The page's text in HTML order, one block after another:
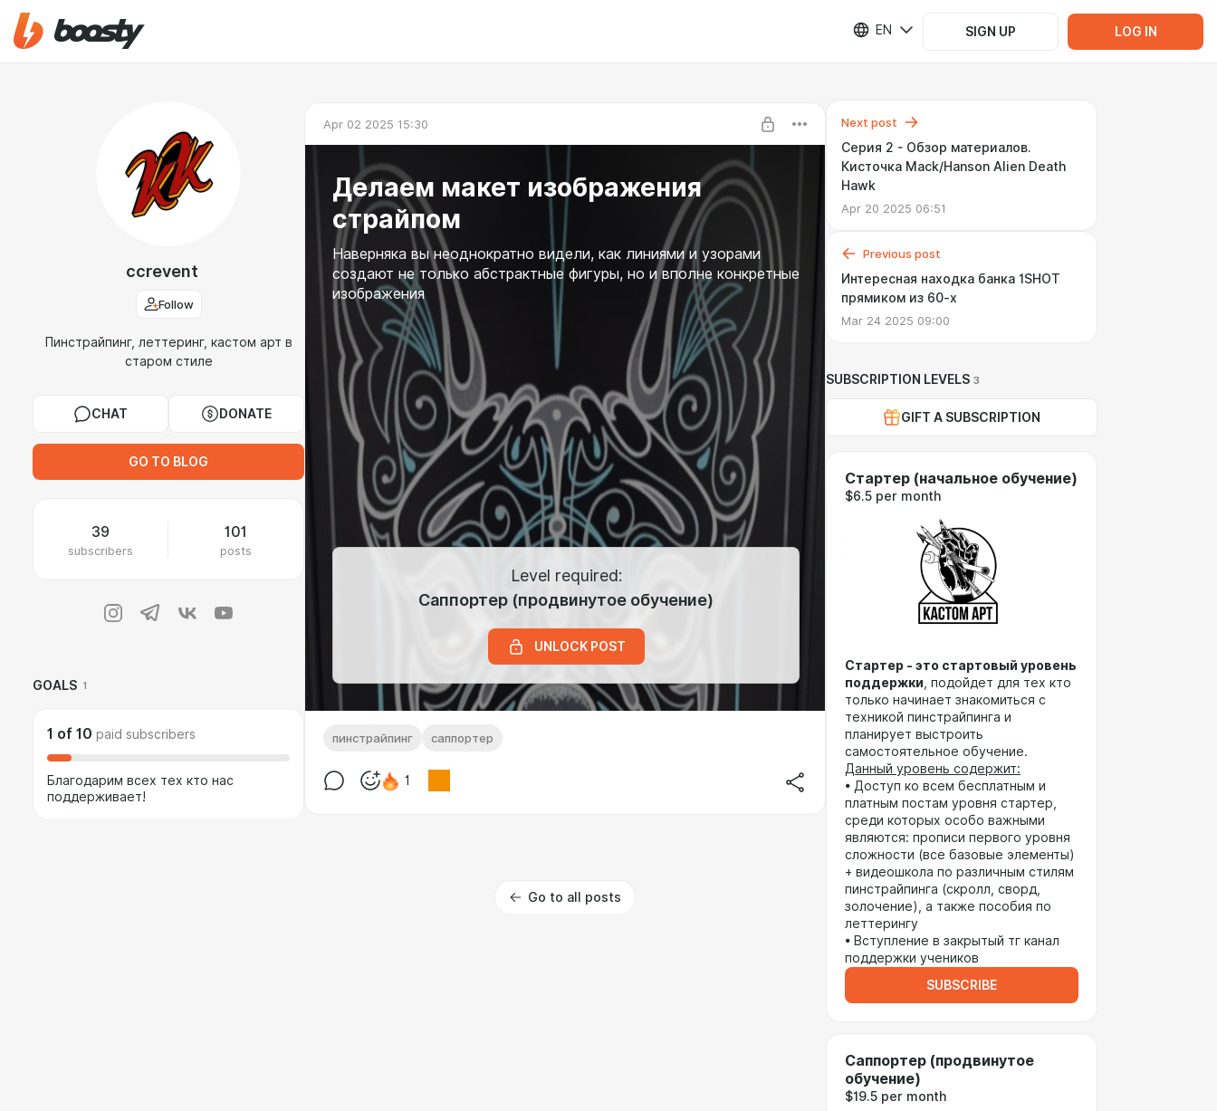
EN SIGN UP LOG IN
ccrevent
Follow
Пинстрайпинг, леттеринг, кастом арт в
старом стиле
CHAT DONATE
GO TO BLOG
39
subscribers
101
posts
GOALS 1
1 of 10 paid subscribers
Благодарим всех тех кто нас
поддерживает!
Apr 02 2025 15:30
Делаем макет изображения
страйпом
Наверняка вы неоднократно видели, как линиями и узорами
создают не только абстрактные фигуры, но и вполне конкретные
изображения
Level required:
Саппортер (продвинутое обучение)
UNLOCK POST
пинстрайпинг саппортер
1
Go to all posts
Next post
Серия 2 - Обзор материалов.
Кисточка Mack/Hanson Alien Death
Hawk
Apr 20 2025 06:51
Previous post
Интересная находка банка 1SHOT
прямиком из 60-х
Mar 24 2025 09:00
SUBSCRIPTION LEVELS 3
GIFT A SUBSCRIPTION
Стартер (начальное обучение)
$6.5 per month
Стартер - это стартовый уровень
поддержки , подойдет для тех кто
только начинает знакомиться с
техникой пинстрайпинга и
планирует выстроить
самостоятельное обучение.
Данный уровень содержит:
• Доступ ко всем бесплатным и
платным постам уровня стартер,
среди которых особо важными
являются: прописи первого уровня
сложности (все базовые элементы)
+ видеошкола по различным стилям
пинстрайпинга (скролл, сворд,
золочение), а также пособия по
леттерингу
• Вступление в закрытый тг канал
поддержки учеников
SUBSCRIBE
Саппортер (продвинутое
обучение)
$19.5 per month